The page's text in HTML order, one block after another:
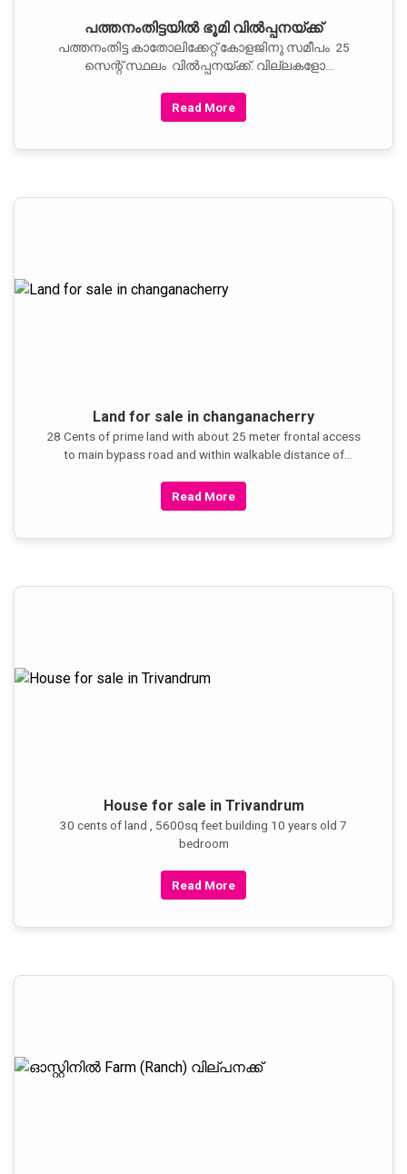
പത്തനംതിട്ടയില്‍ ഭൂമി വില്‍പ്പനയ്ക്ക്
പത്തനംതിട്ട കാതോലിക്കേറ്റ് കോളജിനു സമീപം 25
സെന്റ് സ്ഥലം വില്‍പ്പനയ്ക്ക്. വില്ലകളോ
അനുയോജ്യമായ സ്ഥലം.
Read More
Land for sale in changanacherry
28 Cents of prime land with about 25 meter frontal access
to main bypass road and within walkable distance of
Read More
House for sale in Trivandrum
30 cents of land , 5600sq feet building 10 years old 7
bedroom
Read More